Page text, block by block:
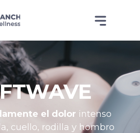
el dolor intenso
cuello, rodilla y hombro